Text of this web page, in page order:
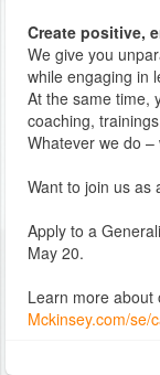
Create positive,
We give you
while engaging in
At the same time,
coaching,
Whatever we do
Want to join us as
Apply to a
May 20.
Learn more about
Mckinsey.com/